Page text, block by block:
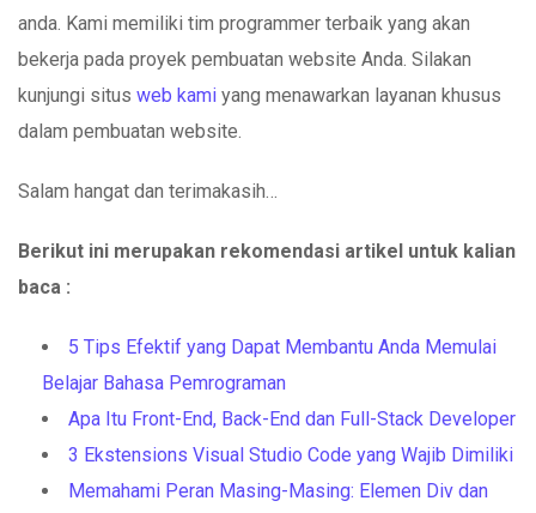
anda. Kami memiliki tim programmer terbaik yang akan
bekerja pada proyek pembuatan website Anda. Silakan
kunjungi situs web kami yang menawarkan layanan khusus
dalam pembuatan website.
Salam hangat dan terimakasih…
Berikut ini merupakan rekomendasi artikel untuk kalian
baca :
5 Tips Efektif yang Dapat Membantu Anda Memulai
Belajar Bahasa Pemrograman
Apa Itu Front-End, Back-End dan Full-Stack Developer
3 Ekstensions Visual Studio Code yang Wajib Dimiliki
Memahami Peran Masing-Masing: Elemen Div dan